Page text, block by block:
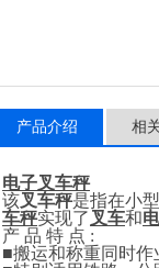
产品介绍 相
电子叉车秤
该叉车秤是指在小
车秤实现了 叉车和
产 品 特 点 :
■搬运和称重同时作